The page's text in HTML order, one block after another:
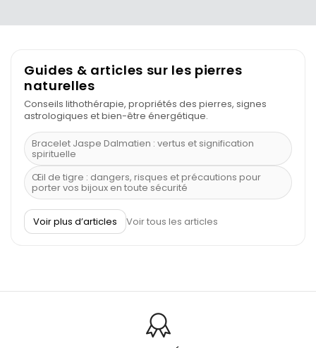
Guides & articles sur les pierres
naturelles
Conseils lithothérapie, propriétés des pierres, signes
astrologiques et bien-être énergétique.
Bracelet Jaspe Dalmatien : vertus et signification
spirituelle
Œil de tigre : dangers, risques et précautions pour
porter vos bijoux en toute sécurité
À quel poignet porter un bracelet de pierre
Découvrez le scorpion et ses pierres
Bienfaits de la sélénite – pierre des anges
Voir plus d’articles Voir tous les articles